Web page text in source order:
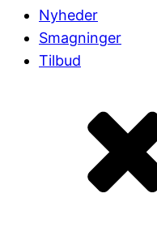
Nyheder
Smagninger
Tilbud